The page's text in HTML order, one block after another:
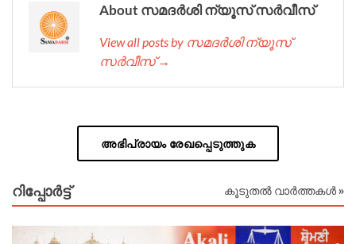
About സമദർശി ന്യൂസ് സർവീസ്
View all posts by സമദർശി ന്യൂസ്
സർവീസ് →
അഭിപ്രായം രേഖപ്പെടുത്തുക
റിപ്പോര്‍ട്ട് കൂടുതൽ വാർത്തകൾ »